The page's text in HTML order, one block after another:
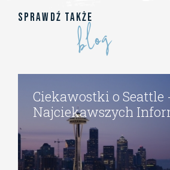
Sprawdź takżeblog
Ciekawostki o Seattle
Najciekawszych